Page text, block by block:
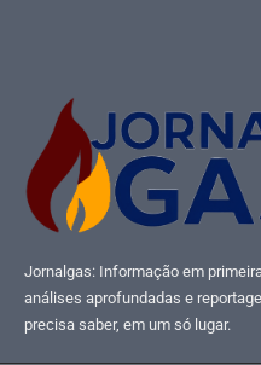
Jornalgas: Informação em
análises aprofundadas e
precisa saber, em um só lugar.